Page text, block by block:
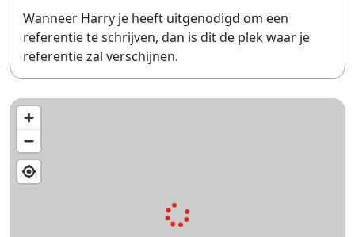
Wanneer Harry je heeft uitgenodigd om een
referentie te schrijven, dan is dit de plek waar je
referentie zal verschijnen.